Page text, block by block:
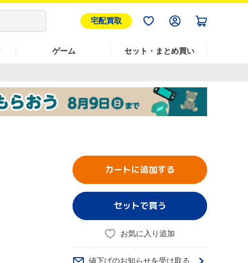
宅配買取
ゲーム セット・まとめ買い
カートに追加する
セットで買う
お気に入り追加
値下げのお知らせを受け取る